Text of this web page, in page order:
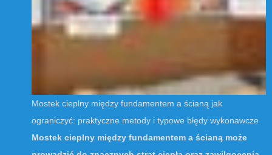
Mostek cieplny między fundamentem a ścianą jak
ograniczyć: praktyczne metody i typowe błędy wykonawcze
Mostek cieplny między fundamentem a ścianą może